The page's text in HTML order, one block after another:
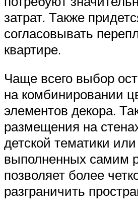
затрат. Также
согласовывать
квартире.
Чаще всего выбор
на комбинировании
элементов декора.
размещения на
детской тематики
выполненных самим
позволяет более
разграничить